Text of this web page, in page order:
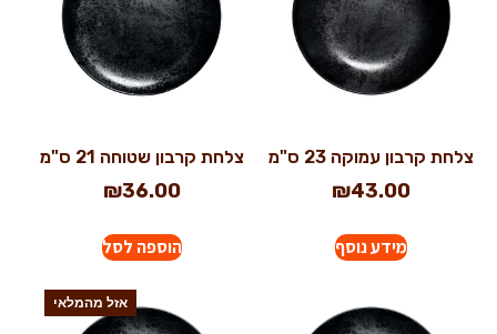
צלחת קרבון עמוקה 23 ס"מ
₪43.00
מידע נוסף
צלחת קרבון שטוחה 21 ס"מ
₪36.00
הוספה לסל
אזל מהמלאי